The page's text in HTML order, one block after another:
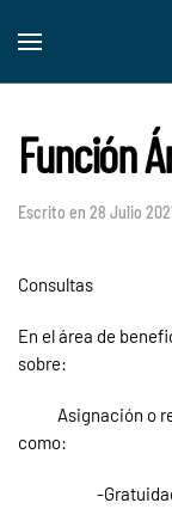
Skip to main
Función
Escrito en 28 Julio
Consultas
En el área de
sobre:
Asignación o
como:
-